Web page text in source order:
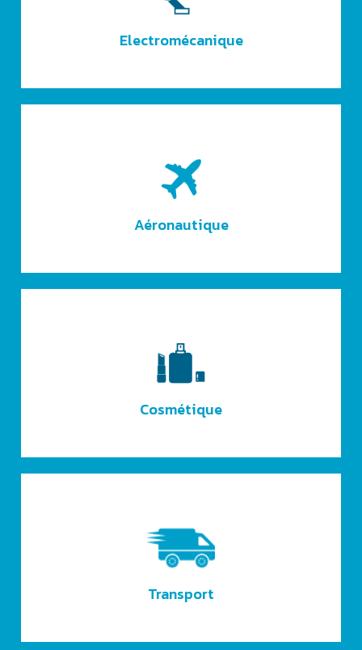
Electromécanique
Aéronautique
Cosmétique
Transport